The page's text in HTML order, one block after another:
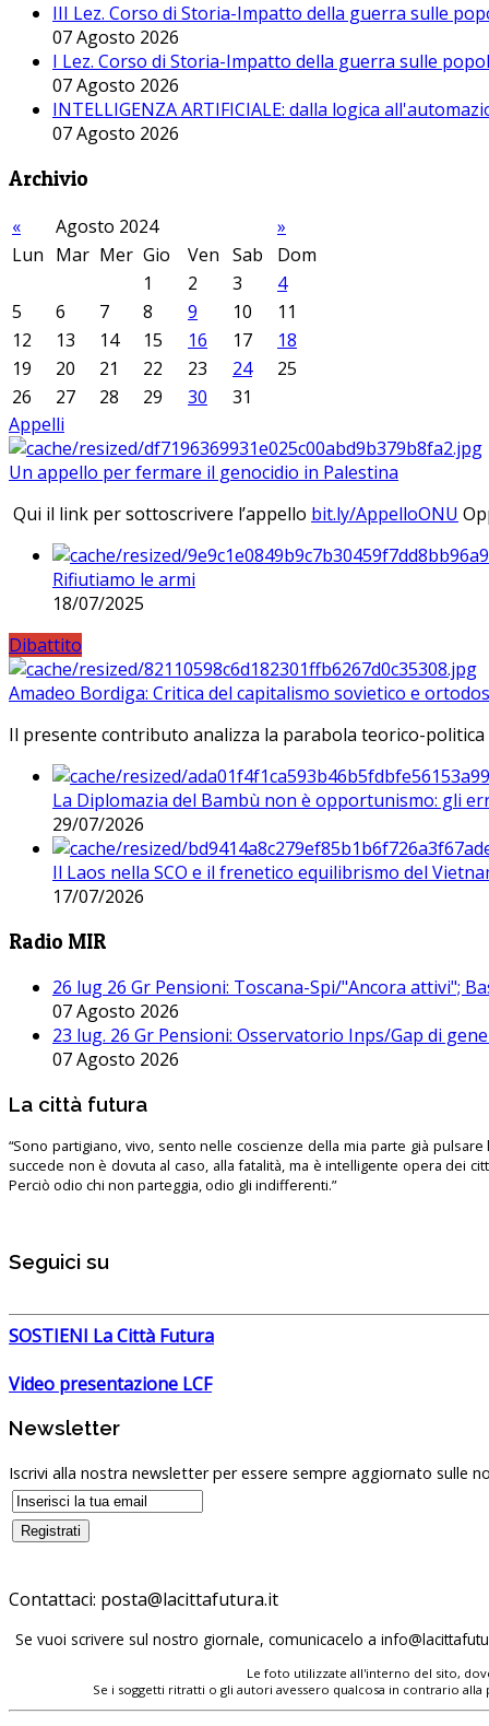
III Lez. Corso di Storia-Impatto della guerra sulle
07 Agosto 2026
I Lez. Corso di Storia-Impatto della guerra sulle
07 Agosto 2026
INTELLIGENZA ARTIFICIALE: dalla logica
07 Agosto 2026
Archivio
« Agosto 2024
»
Lun Mar Mer Gio Ven Sab
Dom
1
2 3
4
5
6 7 8 9 10
11
12
13 14 15 16 17
18
19
20 21 22 23 24
25
26
27 28 29 30
31
Appelli
Un appello per fermare il genocidio in Palestina
Qui il link per sottoscrivere l’appello bit.ly/AppelloONU
Rifiutiamo le armi
18/07/2025
Dibattito
Amadeo Bordiga: Critica del capitalismo sovietico e
Il presente contributo analizza la parabola teorico-
La Diplomazia del Bambù non è opportunismo: gli
29/07/2026
Il Laos nella SCO e il frenetico equilibrismo del
17/07/2026
Radio MIR
26 lug 26 Gr Pensioni: Toscana-Spi/"Ancora attivi";
07 Agosto 2026
23 lug. 26 Gr Pensioni: Osservatorio Inps/Gap di
07 Agosto 2026
La città futura
“Sono partigiano, vivo, sento nelle coscienze della mia parte già pulsare
succede non è dovuta al caso, alla fatalità, ma è intelligente opera dei
Perciò odio chi non parteggia, odio gli indifferenti.”
Seguici su
SOSTIENI La Città Futura
Video presentazione LCF
Newsletter
Iscrivi alla nostra newsletter per essere sempre aggiornato sulle
Contattaci:
Se vuoi scrivere sul nostro giornale, comunicacelo a
Le foto utilizzate all'interno del sito,
Se i soggetti ritratti o gli autori avessero qualcosa in contrario